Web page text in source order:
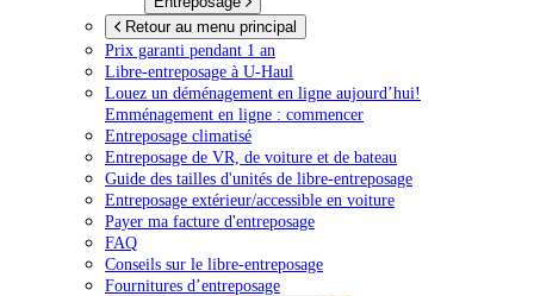
Retour au menu principal
Prix garanti pendant 1 an
Libre-entreposage à U-Haul
Louez un déménagement en ligne aujourd’hui!
Emménagement en ligne : commencer
Entreposage climatisé
Entreposage de VR, de voiture et de bateau
Guide des tailles d'unités de libre-entreposage
Entreposage extérieur/accessible en voiture
Payer ma facture d'entreposage
FAQ
Conseils sur le libre-entreposage
Fournitures d’entreposage